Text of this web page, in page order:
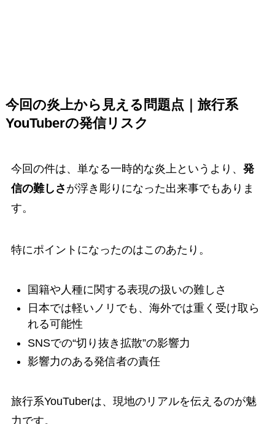
今回の炎上から見える問題点｜旅行系
YouTuberの発信リスク
今回の件は、単なる一時的な炎上というより、 発
信の難しさ が浮き彫りになった出来事でもありま
す。
特にポイントになったのはこのあたり。
国籍や人種に関する表現の扱いの難しさ
日本では軽いノリでも、海外では重く受け取ら
れる可能性
SNSでの“切り抜き拡散”の影響力
影響力のある発信者の責任
旅行系YouTuberは、現地のリアルを伝えるのが魅
力です。